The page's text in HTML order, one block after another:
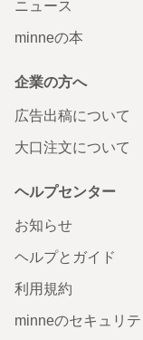
ニュース
minneの本
企業の方へ
広告出稿について
大口注文について
ヘルプセンター
お知らせ
ヘルプとガイド
利用規約
minneのセキュリテ